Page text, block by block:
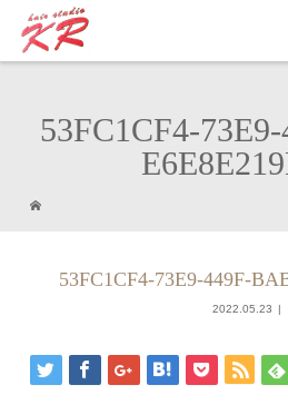
53FC1CF4-
53FC1CF4-73E9-449F-
2022.05.23